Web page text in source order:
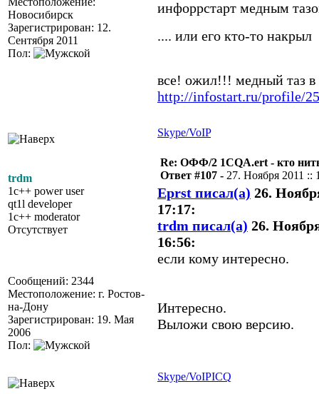
Новосибирск
Зарегистрирован: 12.
Сентября 2011
Пол:
инфоррстарт медным
.... или его кто-то накрыл
все! ожил!!! медный таз
http://infostart.ru/profile/
Skype/VoIP
trdm
1c++ power user
qt1l developer
1c++ moderator
Отсутствует
Сообщений: 2344
Местоположение: г. Ростов-
на-Дону
Зарегистрирован: 19. Мая
2006
Пол:
Re: ОФФ/2 1CQA.ert - кто
Ответ #107 - 27. Ноября 2011 ::
Eprst писал(а) 26.
17:17:
trdm писал(а) 26.
16:56:
если кому интересно.
Интересно.
Выложи свою версию.
Skype/VoIPICQ